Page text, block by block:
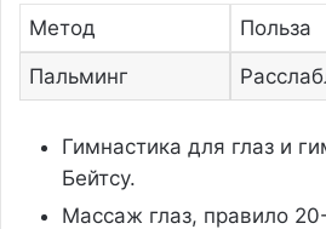
Метод
Польза
Пальминг
Гимнастика для глаз и
Бейтсу.
Массаж глаз, правило